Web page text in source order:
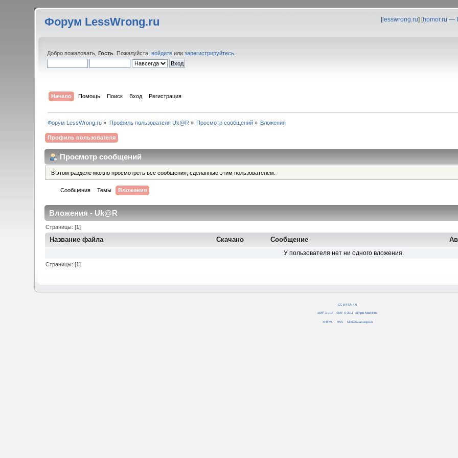
Форум LessWrong.ru [lesswrong.ru] [hpmor.ru
Добро пожаловать,Гость . Пожалуйста,войдите илизарегистрируйтесь
Начало Помощь Поиск Вход Регистрация
Форум LessWrong.ru » Профиль пользователя Uk@R » Просмотр сообщений » Вложения
Профиль пользователя
Просмотр сообщений
В этом разделе можно просмотреть все сообщения, сделанные этим пользователем.
Сообщения Темы Вложения
Вложения - Uk@R
Страницы: [1]
Название файла Скачано Сообщение
У пользователя нет ни одного вложения.
Страницы: [1]
CC BY-SA 4.0
SMF 2.0.14 SMF © 2011 Simple Machines
XHTML RSS Мобильная версия